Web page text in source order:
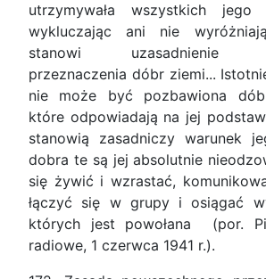
utrzymywała wszystkich jego
wykluczając ani nie
stanowi uzasadnienie
przeznaczenia dóbr ziemi...
nie może być pozbawiona
które odpowiadają na jej
stanowią zasadniczy warunek
dobra te są jej absolutnie
się żywić i wzrastać,
łączyć się w grupy i osiągać
których jest powołana (por.
radiowe, 1 czerwca 1941 r.).